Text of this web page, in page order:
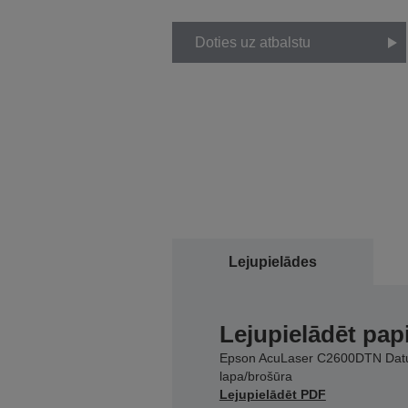
Doties uz atbalstu
Lejupielādes
Lejupielādēt
Epson AcuLaser C2600DTN
lapa/brošūra
Lejupielādēt PDF